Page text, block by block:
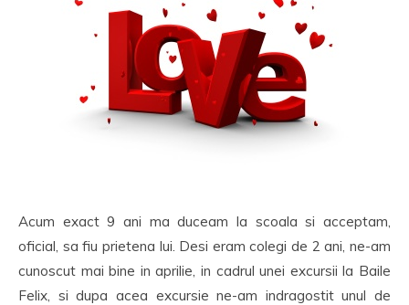
Acum exact 9 ani ma duceam la scoala si acceptam,
oficial, sa fiu prietena lui. Desi eram colegi de 2 ani, ne-am
cunoscut mai bine in aprilie, in cadrul unei excursii la Baile
Felix, si dupa acea excursie ne-am indragostit unul de